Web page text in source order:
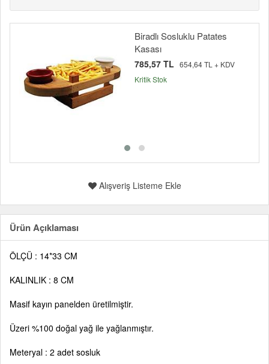
Biradlı Sosluklu Patates
Kasası
785,57 TL 654,64 TL + KDV
Kritik Stok
Alışveriş Listeme Ekle
Ürün Açıklaması
ÖLÇÜ : 14*33 CM
KALINLIK : 8 CM
Masif kayın panelden üretilmiştir.
Üzeri %100 doğal yağ ile yağlanmıştır.
Meteryal : 2 adet sosluk